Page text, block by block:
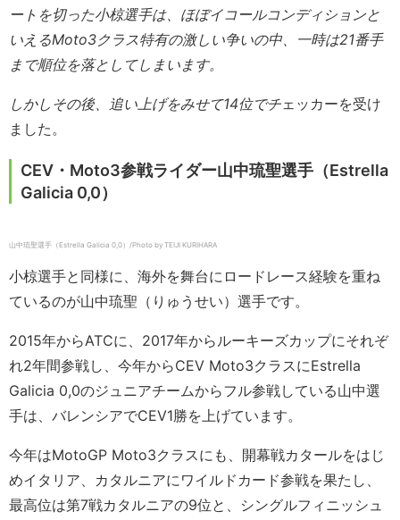
ートを切った小椋選手は、ほぼイコールコンディションと
いえるMoto3クラス特有の激しい争いの中、一時は21番手
まで順位を落としてしまいます。
しかしその後、追い上げをみせて14位でチェッカーを受け
ました。
CEV・Moto3参戦ライダー山中琉聖選手（Estrella
Galicia 0,0）
山中琉聖選手（Estrella Galicia 0,0）/Photo by TEIJI KURIHARA
小椋選手と同様に、海外を舞台にロードレース経験を重ね
ているのが山中琉聖（りゅうせい）選手です。
2015年からATCに、2017年からルーキーズカップにそれぞ
れ2年間参戦し、今年からCEV Moto3クラスにEstrella
Galicia 0,0のジュニアチームからフル参戦している山中選
手は、バレンシアでCEV1勝を上げています。
今年はMotoGP Moto3クラスにも、開幕戦カタールをはじ
めイタリア、カタルニアにワイルドカード参戦を果たし、
最高位は第7戦カタルニアの9位と、シングルフィニッシュ